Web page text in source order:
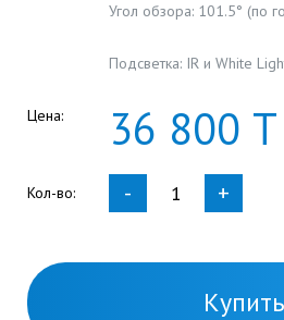
Угол обзора: 101.5° (по
Подсветка: IR и White
Цена: 36 800 Т
Кол-во: - +
Купить